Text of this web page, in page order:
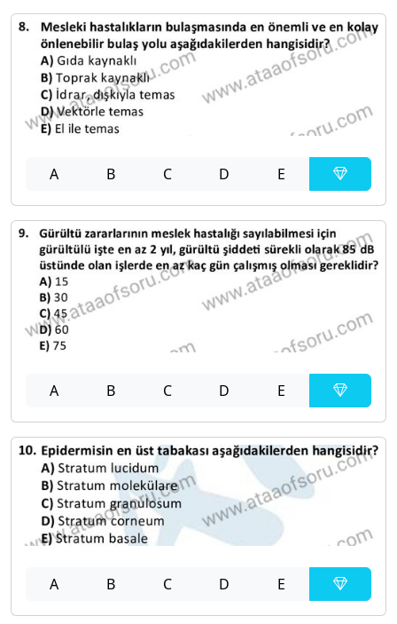
A B C D E
A B C D E
A B C D E